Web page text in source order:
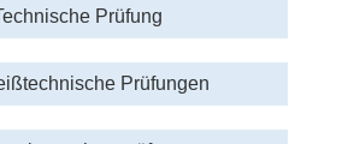
Prüfung
Prüfungen